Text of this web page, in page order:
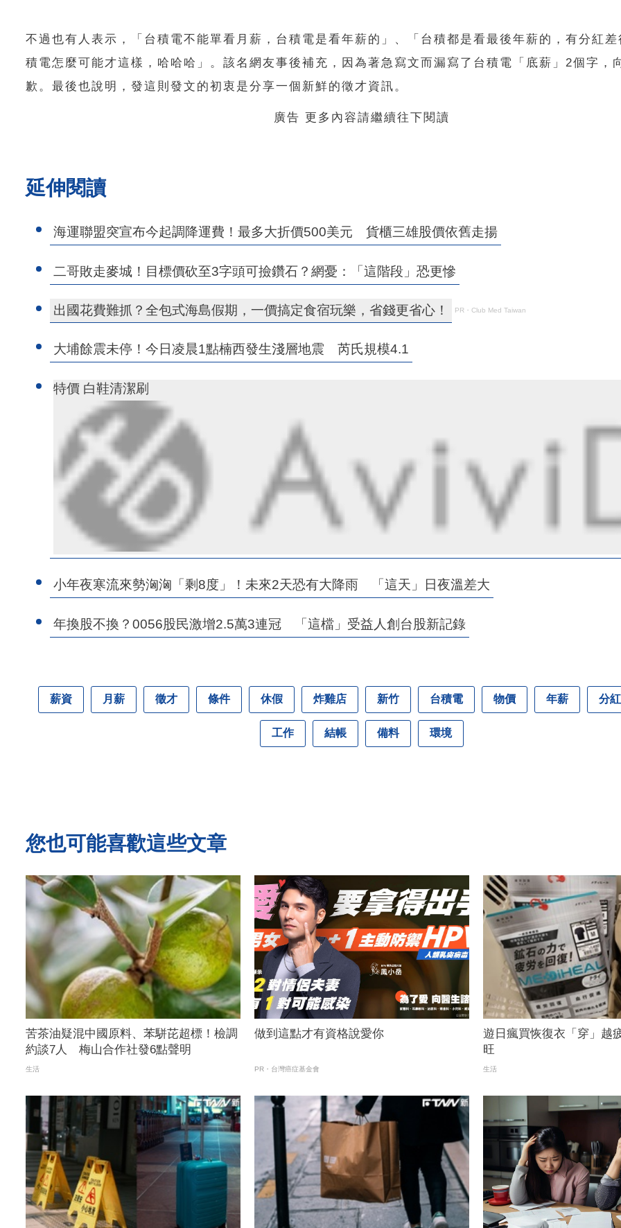
不過也有人表示，「台積電不能單看月薪，台積電是看年薪的」、「台積都是看最後年薪的，有分紅
積電怎麼可能才這樣，哈哈哈」。該名網友事後補充，因為著急寫文而漏寫了台積電「底薪」 2個字，
歉。最後也說明，發這則發文的初衷是分享一個新鮮的徵才資訊。
廣告 更多內容請繼續往下閱讀
延伸閱讀
海運聯盟突宣布今起調降運費！最多大折價500美元 貨櫃三雄股價依舊走揚
二哥敗走麥城！目標價砍至3字頭可撿鑽石？網憂：「這階段」恐更慘
出國花費難抓？全包式海島假期，一價搞定食宿玩樂，省錢更省心！ PR・Club Med Taiwan
大埔餘震未停！今日凌晨1點楠西發生淺層地震 芮氏規模4.1
特價 白鞋清潔刷
小年夜寒流來勢洶洶「剩8度」！未來2天恐有大降雨 「這天」日夜溫差大
年換股不換？0056股民激增2.5萬3連冠 「這檔」受益人創台股新記錄
薪資 月薪 徵才 條件 休假 炸雞店 新竹 台積電 物價 年薪 分紅
工作 結帳 備料 環境
您也可能喜歡這些文章
苦茶油疑混中國原料、苯駢芘超標！檢調
約談7人 梅山合作社發6點聲明
生活
做到這點才有資格說愛你
PR・台灣癌症基金會
遊日瘋買恢復衣「穿」
旺
生活